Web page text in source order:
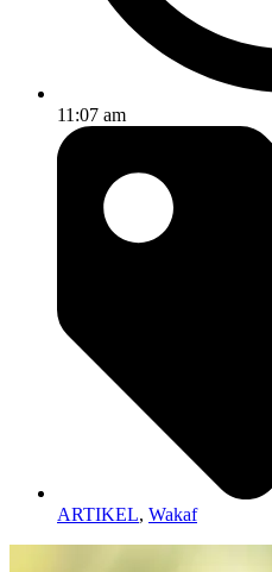
11:07 am
ARTIKEL, Wakaf